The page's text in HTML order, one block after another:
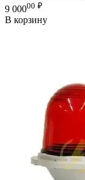
9 00000 ₽
В корзину